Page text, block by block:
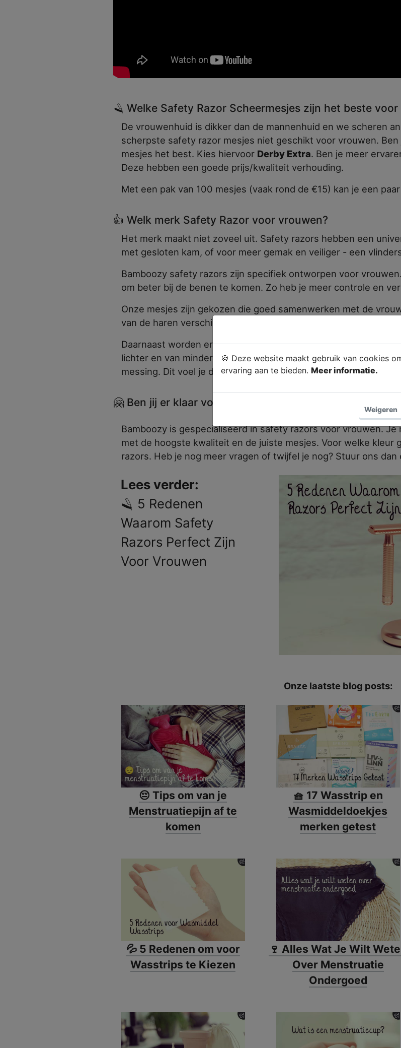
🪒 Welke Safety Razor Scheermesjes zijn het beste
De vrouwenhuid is dikker dan de mannenhuid en we scheren
scherpste safety razor mesjes niet geschikt voor vrouwen. Ben
mesjes het best. Kies hiervoor Derby Extra. Ben je meer
Deze hebben een goede prijs/kwaliteit verhouding.
Met een pak van 100 mesjes (vaak rond de €15) kan je een
👍 Welk merk Safety Razor voor vrouwen?
Het merk maakt niet zoveel uit. Safety razors hebben een
met gesloten kam, of voor meer gemak en veiliger - een
Bamboozy safety razors zijn specifiek ontworpen voor
om beter bij de benen te komen. Zo heb je meer controle en
Onze mesjes zijn gekozen die goed samenwerken met de
van de haren verschilt namelijk met die van de man.
Daarnaast worden er wel safety razors geleverd gemaakt van
lichter en van mindere kwaliteit. Onze handvatten zijn allemaal
messing. Dit voel je direct.
🤗 Ben jij er klaar voor?
Bamboozy is gespecialiseerd in safety razors voor vrouwen.
met de hoogste kwaliteit en de juiste mesjes. Voor welke kleur
razors. Heb je nog meer vragen of twijfel je nog? Stuur ons
Lees verder:
🪒 5 Redenen
Waarom Safety
Razors Perfect Zijn
Voor Vrouwen
Onze laatste blog posts:
😔 Tips om van je
Menstruatiepijn af te
komen
🧺 17 Wasstrip en
Wasmiddeldoekjes
merken getest
💦 5 Redenen om voor
Wasstrips te Kiezen
🍷 Alles Wat Je Wilt
Over Menstruatie
Ondergoed
🍪 Deze website maakt gebruik van cookies
ervaring aan te bieden. Meer informatie.
Weigeren